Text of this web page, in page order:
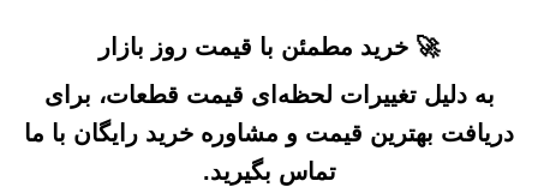
🚀 خرید مطمئن با قیمت روز بازار
به دلیل تغییرات لحظه‌ای قیمت قطعات، برای
دریافت بهترین قیمت و مشاوره خرید رایگان با ما
تماس بگیرید.